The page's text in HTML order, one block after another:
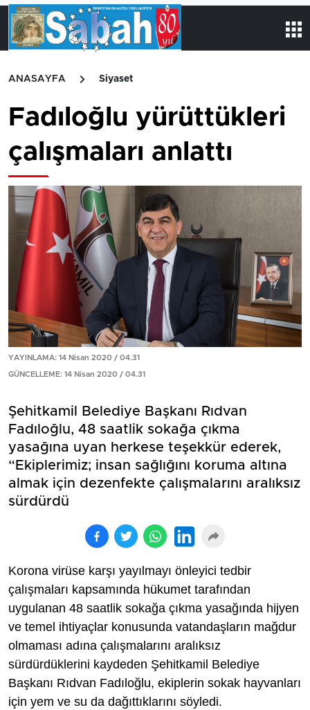
ANASAYFA Siyaset
Fadıloğlu yürüttükleri
çalışmaları anlattı
YAYINLAMA: 14 Nisan 2020 / 04.31
GÜNCELLEME: 14 Nisan 2020 / 04.31
Şehitkamil Belediye Başkanı Rıdvan
Fadıloğlu, 48 saatlik sokağa çıkma
yasağına uyan herkese teşekkür ederek,
“Ekiplerimiz; insan sağlığını koruma altına
almak için dezenfekte çalışmalarını aralıksız
sürdürdü
Korona virüse karşı yayılmayı önleyici tedbir
çalışmaları kapsamında hükumet tarafından
uygulanan 48 saatlik sokağa çıkma yasağında hijyen
ve temel ihtiyaçlar konusunda vatandaşların mağdur
olmaması adına çalışmalarını aralıksız
sürdürdüklerini kaydeden Şehitkamil Belediye
Başkanı Rıdvan Fadıloğlu, ekiplerin sokak hayvanları
için yem ve su da dağıttıklarını söyledi.